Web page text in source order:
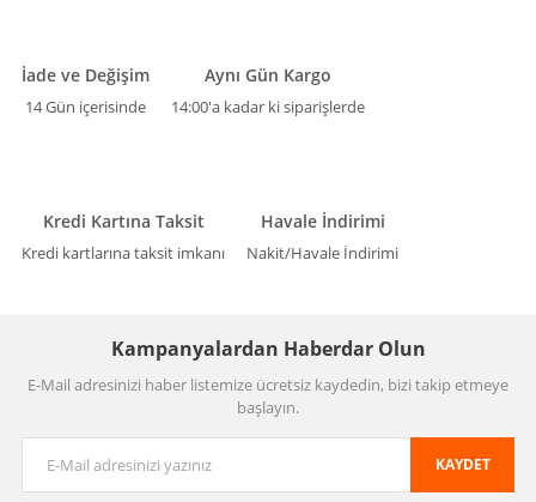
İade ve Değişim
14 Gün içerisinde
Aynı Gün Kargo
14:00'a kadar ki siparişlerde
Kredi Kartına Taksit
Kredi kartlarına taksit imkanı
Havale İndirimi
Nakit/Havale İndirimi
Kampanyalardan Haberdar Olun
E-Mail adresinizi haber listemize ücretsiz kaydedin, bizi takip etmeye
başlayın.
KAYDET